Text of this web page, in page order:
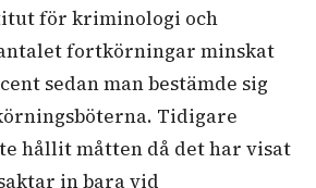
för kriminologi och
fortkörningar minskat
sedan man bestämde sig
Tidigare
hållit måtten då det har visat
in bara vid